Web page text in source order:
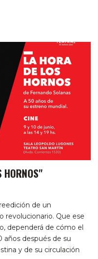
HORNOS"
de un
revolucionario. Que ese
dependerá de cómo el
años después de su
y de su circulación